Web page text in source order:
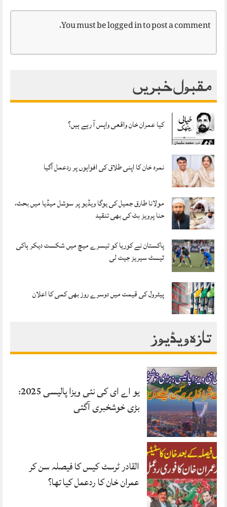
You must belogged into post a comment.
مقبول خبریں
کیا عمران خان واقعی واپس آ رہے ہیں؟
نمرہ خان کا اپنی طلاق کی افواہوں پر ردعمل آگیا
مولانا طارق جمیل کی یوگا ویڈیو پر سوشل میڈیا میں بحث،
حنا پرویز بٹ کی بھی تنقید
پاکستان نے کوریا کو تیسرے میچ میں شکست دیکر ہاکی
ٹیسٹ سیریز جیت لی
پیٹرول کی قیمت میں دوسرے روز بھی کمی کا اعلان
تازہ ویڈیوز
یو اے ای کی نئی ویزا پالیسی 2025:
بڑی خوشخبری آگئی
القادر ٹرسٹ کیس کا فیصلہ سن کر
عمران خان کا ردعمل کیا تھا؟